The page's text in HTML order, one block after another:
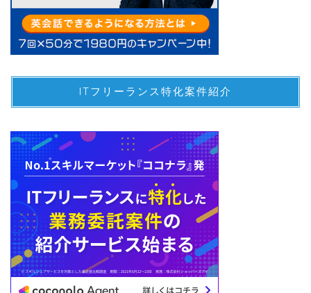
ITフリーランス特化案件紹介